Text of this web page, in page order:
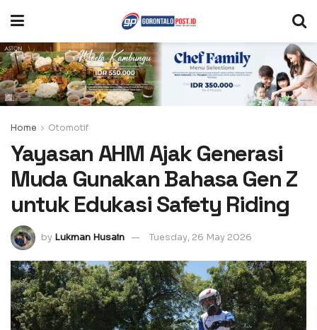
Home Otomotif
Yayasan AHM Ajak Generasi
Muda Gunakan Bahasa Gen Z
untuk Edukasi Safety Riding
by Lukman Husain Tuesday, 26 May 2026